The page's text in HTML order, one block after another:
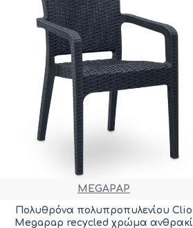
MEGAPAP
Πολυθρόνα πολυπροπυλενίου Clio
Megapap recycled χρώμα ανθρακί